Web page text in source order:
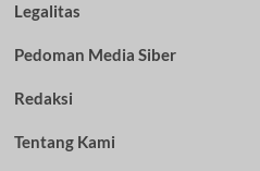
Legalitas
Pedoman Media Siber
Redaksi
Tentang Kami